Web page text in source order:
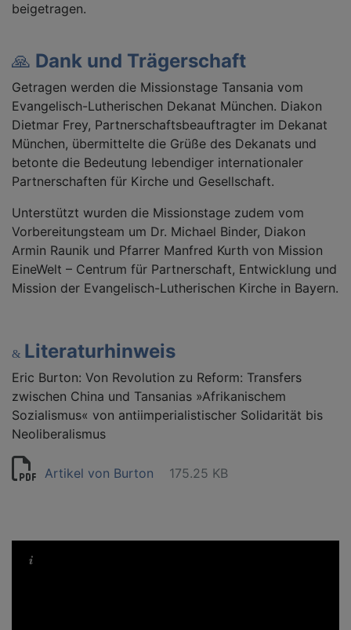
beigetragen.
🙏 Dank und Trägerschaft
Getragen werden die Missionstage Tansania vom
Evangelisch-Lutherischen Dekanat München. Diakon
Dietmar Frey, Partnerschaftsbeauftragter im Dekanat
München, übermittelte die Grüße des Dekanats und
betonte die Bedeutung lebendiger internationaler
Partnerschaften für Kirche und Gesellschaft.
Unterstützt wurden die Missionstage zudem vom
Vorbereitungsteam um Dr. Michael Binder, Diakon
Armin Raunik und Pfarrer Manfred Kurth von Mission
EineWelt – Centrum für Partnerschaft, Entwicklung und
Mission der Evangelisch-Lutherischen Kirche in Bayern.
& Literaturhinweis
Eric Burton: Von Revolution zu Reform: Transfers
zwischen China und Tansanias »Afrikanischem
Sozialismus« von antiimperialistischer Solidarität bis
Neoliberalismus
Artikel von Burton 175.25 KB